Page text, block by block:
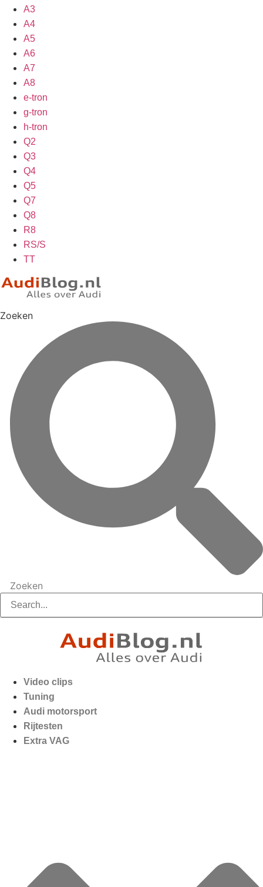
A3
A4
A5
A6
A7
A8
e-tron
g-tron
h-tron
Q2
Q3
Q4
Q5
Q7
Q8
R8
RS/S
TT
Zoeken
Zoeken
Video clips
Tuning
Audi motorsport
Rijtesten
Extra VAG